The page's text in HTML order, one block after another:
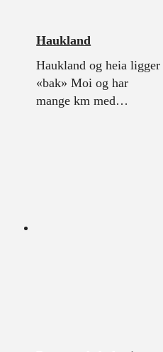
Haukland
Haukland og heia ligger
«bak» Moi og har
mange km med…